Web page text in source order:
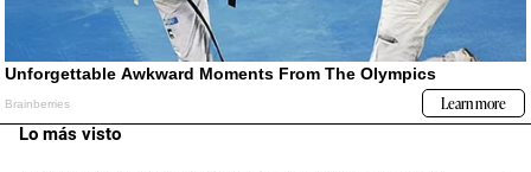
Lo más visto